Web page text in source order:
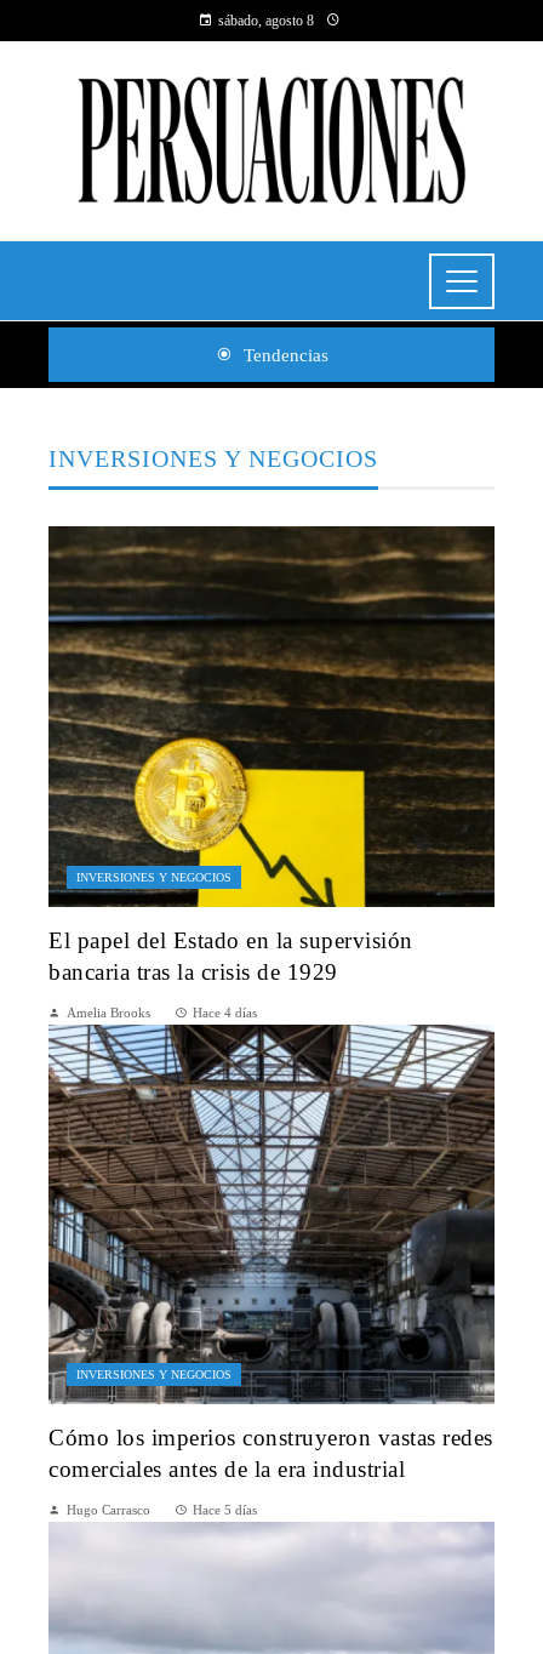
sábado, agosto 8
Tendencias
INVERSIONES Y NEGOCIOS
INVERSIONES Y NEGOCIOS
El papel del Estado en la supervisión
bancaria tras la crisis de 1929
Amelia Brooks Hace 4 días
INVERSIONES Y NEGOCIOS
Cómo los imperios construyeron vastas redes
comerciales antes de la era industrial
Hugo Carrasco Hace 5 días